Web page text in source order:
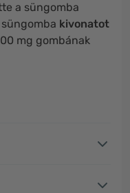
a süngomba
süngomba kivonatot
mg gombának